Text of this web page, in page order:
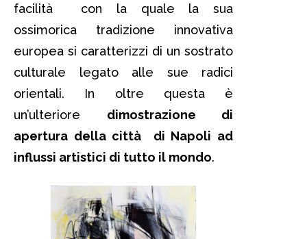
facilità con la quale la sua
ossimorica tradizione innovativa
europea si caratterizzi di un sostrato
culturale legato alle sue radici
orientali. In oltre questa è
un’ulteriore dimostrazione di
apertura della città di Napoli ad
influssi artistici di tutto il mondo.